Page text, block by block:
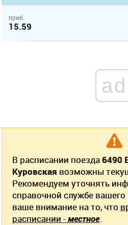
приб.
15.59
ad
В расписании поезда6490
Куровская возможны
Рекомендуем уточнять
справочной службе
ваше внимание на то, что
расписании -местное.